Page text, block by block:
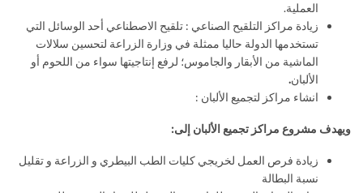
العملية.
زيادة مراكز التلقيح الصناعي : تلقيح الاصطناعي أحد الوسائل التي
تستخدمها الدولة حاليا ممثلة في وزارة الزراعة لتحسين سلالات
الماشية من الأبقار والجاموس؛ لرفع إنتاجيتها سواء من اللحوم أو
الألبان.
انشاء مراكز لتجميع الألبان :
ويهدف مشروع مراكز تجميع الألبان إلى:
زيادة فرص العمل لخريجي كليات الطب البيطري و الزراعة و تقليل
نسبة البطالة